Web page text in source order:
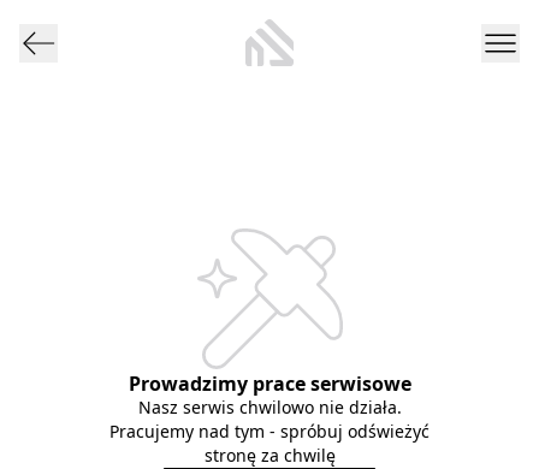
Prowadzimy prace serwisowe
Nasz serwis chwilowo nie działa.
Pracujemy nad tym - spróbuj odświeżyć
stronę za chwilę